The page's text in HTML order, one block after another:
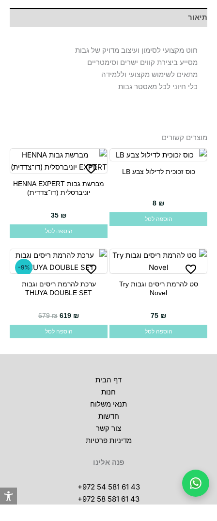
תיאור
חוט מקצועי לסימון ועיצוב מדויק של גבות
מסייע ביצירת קווים ישרים וסימטריים
מתאים לשימוש מקצועי וללמידה
כלי חיוני לכל מאסטר גבות
מוצרים קשורים
כוס זכוכית לדילול צבע LB
8 ₪
הוספה לסל
מברשת גבות HENNA EXPERT
יוניברסלית (דו־צדדית)
35 ₪
הוספה לסל
סט להרמת ריסים וגבות Try
Novel
75 ₪
הוספה לסל
-9%
ערכת להרמת ריסים וגבות
THUYA DOUBLE SET
679₪ 619 ₪ המחיר הנוכחי הוא: 619 ₪.
הוספה לסל
דף הבית
חנות
תנאי משלוח
חדשות
צור קשר
מדיניות פרטיות
פנה אלינו
+972 54 581 61 43
+972 58 581 61 43